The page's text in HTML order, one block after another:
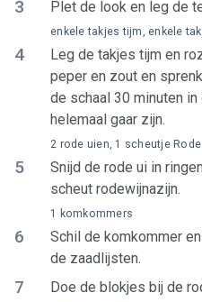
3 Plet de look en leg de
4
Leg de takjes tijm en
peper en zout en
de schaal 30 minuten in
helemaal gaar zijn.
enkele takjes tijm, enkele
5
Snijd de rode ui in
scheut rodewijnazijn.
2 rode uien, 1 scheutje
6
Schil de komkommer
de zaadlijsten.
1 komkommers
7 Doe de blokjes bij de